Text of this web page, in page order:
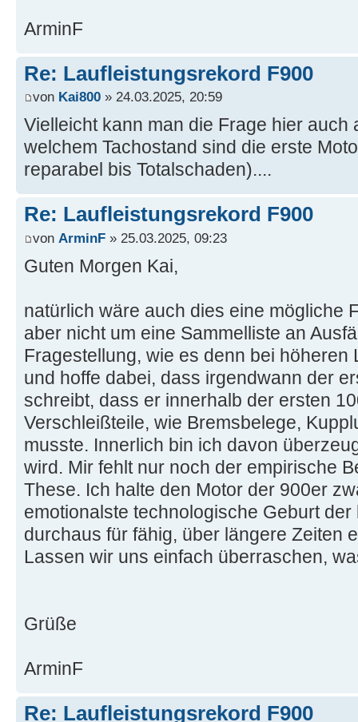
ArminF
Re: Laufleistungsrekord F900
von Kai800 » 24.03.2025, 20:59
Vielleicht kann man die Frage hier auch
welchem Tachostand sind die erste
reparabel bis Totalschaden)....
Re: Laufleistungsrekord F900
von ArminF » 25.03.2025, 09:23
Guten Morgen Kai,
natürlich wäre auch dies eine mögliche
aber nicht um eine Sammelliste an
Fragestellung, wie es denn bei höheren
und hoffe dabei, dass irgendwann der
schreibt, dass er innerhalb der ersten
Verschleißteile, wie Bremsbelege,
musste. Innerlich bin ich davon
wird. Mir fehlt nur noch der empirische
These. Ich halte den Motor der 900er
emotionalste technologische Geburt
durchaus für fähig, über längere Zeiten
Lassen wir uns einfach überraschen,
Grüße
ArminF
Re: Laufleistungsrekord F900